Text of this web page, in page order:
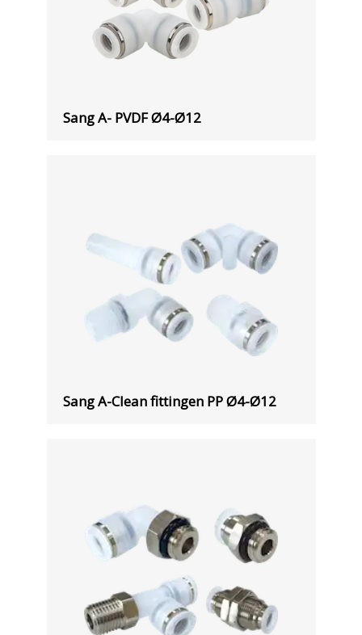
Sang A- PVDF Ø4-Ø12
Sang A-Clean fittingen PP Ø4-Ø12